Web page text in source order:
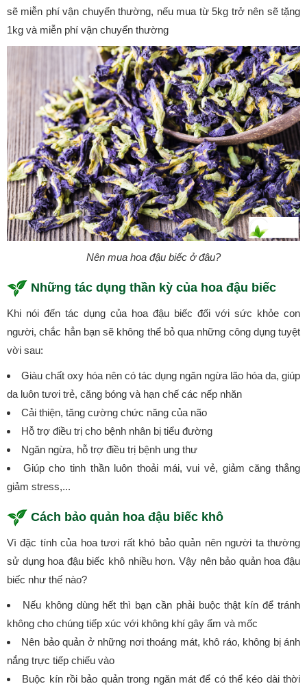
sẽ miễn phí vận chuyển thường, nếu mua từ 5kg trở nên sẽ tặng
1kg và miễn phí vận chuyển thường
Nên mua hoa đậu biếc ở đâu?
Những tác dụng thần kỳ của hoa đậu biếc
Khi nói đến tác dụng của hoa đậu biếc đối với sức khỏe con
người, chắc hẳn bạn sẽ không thể bỏ qua những công dụng tuyệt
vời sau:
Giàu chất oxy hóa nên có tác dụng ngăn ngừa lão hóa da, giúp
da luôn tươi trẻ, căng bóng và hạn chế các nếp nhăn
Cải thiện, tăng cường chức năng của não
Hỗ trợ điều trị cho bệnh nhân bị tiểu đường
Ngăn ngừa, hỗ trợ điều trị bệnh ung thư
Giúp cho tinh thần luôn thoải mái, vui vẻ, giảm căng thẳng
giảm stress,...
Cách bảo quản hoa đậu biếc khô
Vì đặc tính của hoa tươi rất khó bảo quản nên người ta thường
sử dụng hoa đậu biếc khô nhiều hơn. Vậy nên bảo quản hoa đậu
biếc như thế nào?
Nếu không dùng hết thì bạn cần phải buộc thật kín để tránh
không cho chúng tiếp xúc với không khí gây ẩm và mốc
Nên bảo quản ở những nơi thoáng mát, khô ráo, không bị ánh
nắng trực tiếp chiếu vào
Buộc kín rồi bảo quản trong ngăn mát để có thể kéo dài thời